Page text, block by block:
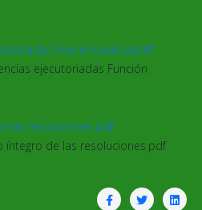
Función Judicial.pdf
ejecutoriadas Función
las resoluciones.pdf
íntegro de las resoluciones.pdf